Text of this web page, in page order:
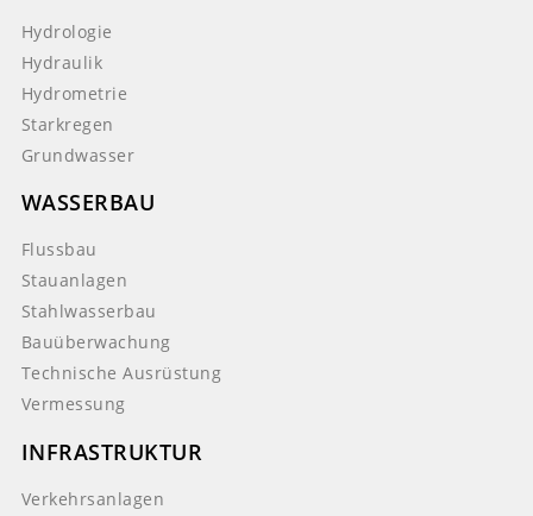
Hydrologie
Hydraulik
Hydrometrie
Starkregen
Grundwasser
WASSERBAU
Flussbau
Stauanlagen
Stahlwasserbau
Bauüberwachung
Technische Ausrüstung
Vermessung
INFRASTRUKTUR
Verkehrsanlagen